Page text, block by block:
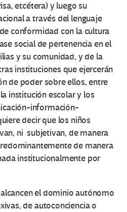
etcétera) y luego su
a través del lenguaje
conformidad con la cultura
social de pertenencia en el
y su comunidad, y de la
instituciones que ejercerán
de poder sobre ellos, entre
institución escolar y los
información-
decir que los niños
ni subjetivan, de manera
de manera
institucionalmente por
el dominio autónomo
de autoconciencia o